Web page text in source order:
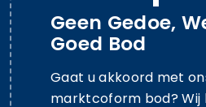
Geen Gedoe,
Goed Bod
Gaat u akkoord met
marktcoform bod? Wij